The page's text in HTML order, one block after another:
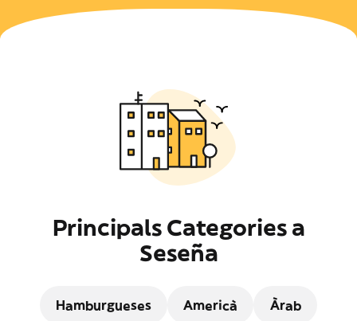
Principals Categories a
Seseña
Hamburgueses Americà Àrab